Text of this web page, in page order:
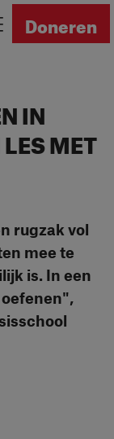
Doneren
IN
MET
rugzak vol
mee te
is. In een